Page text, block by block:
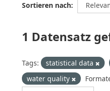
Sortieren nach
1 Datensatz
Tags: statistical data
water quality